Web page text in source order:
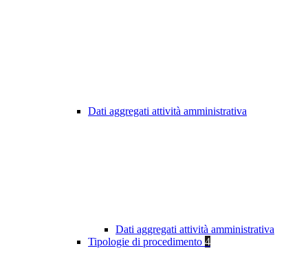
Dati aggregati attività amministrativa
Dati aggregati attività amministrativa
Tipologie di procedimento 4